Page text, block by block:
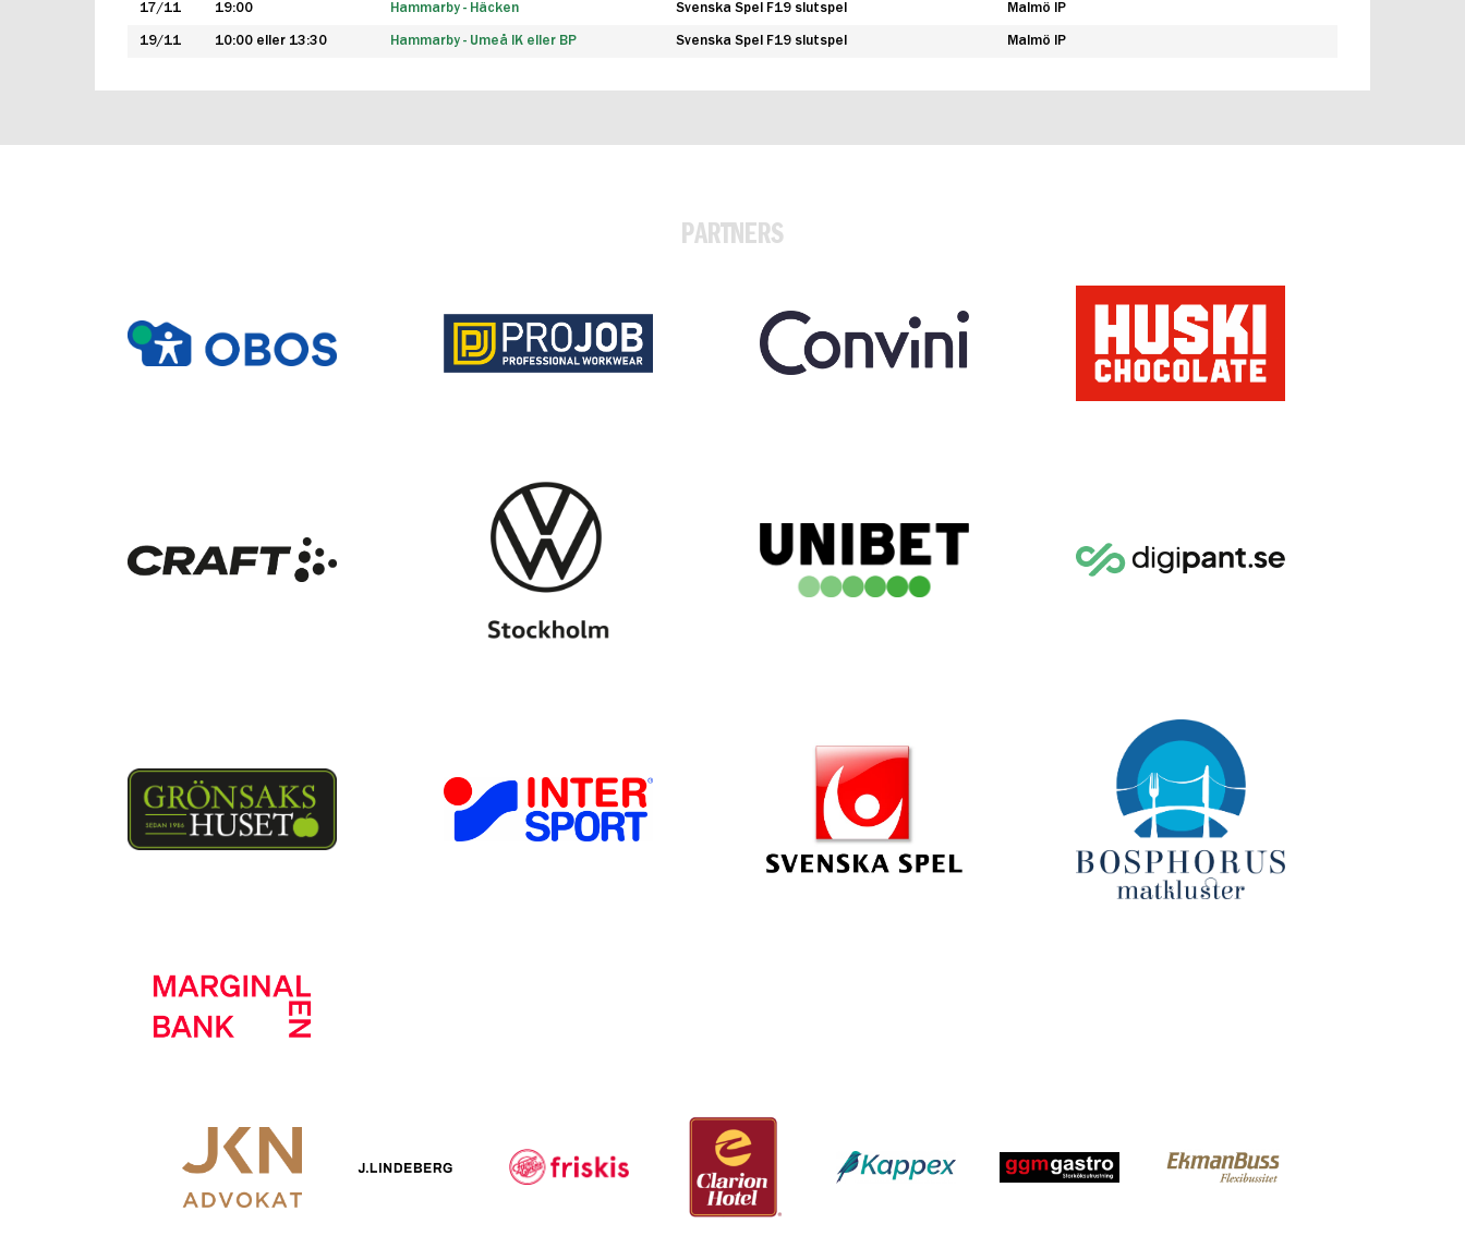
17/11 19:00 Hammarby - Häcken Svenska Spel F19 slutspel Malmö IP
19/11 10:00 eller 13:30 Hammarby - Umeå IK eller BP Svenska Spel F19 slutspel Malmö IP
PARTNERS